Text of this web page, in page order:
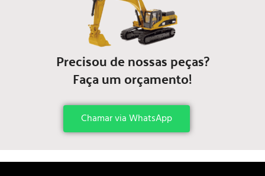
Precisou de nossas peças?
Faça um orçamento!
Chamar via WhatsApp